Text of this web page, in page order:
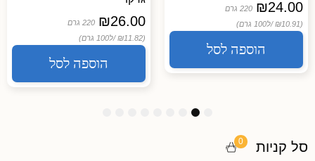
₪24.00
220 גרם
(₪10.91 /
ל100 גרם)
הוספה לסל
₪26.00
220 גרם
(₪11.82 /
ל100 גרם)
הוספה לסל
סל קניות 0